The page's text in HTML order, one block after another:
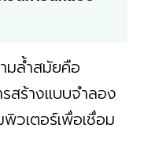
มล้ำสมัยคือ
สร้างแบบจำลอง
วเตอร์เพื่อเชื่อม